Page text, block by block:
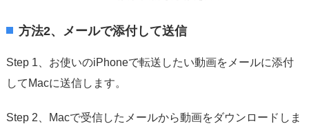
方法2、メールで添付して送信
Step 1、お使いのiPhoneで転送したい動画をメールに添付
してMacに送信します。
Step 2、Macで受信したメールから動画をダウンロードしま